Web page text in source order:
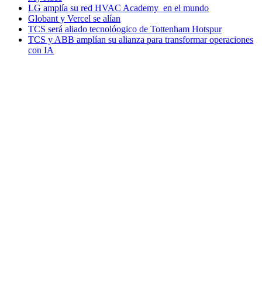
LG amplía su red HVAC Academy en el mundo
Globant y Vercel se alían
TCS será aliado tecnolóogico de Tottenham Hotspur
TCS y ABB amplían su alianza para transformar operaciones
con IA